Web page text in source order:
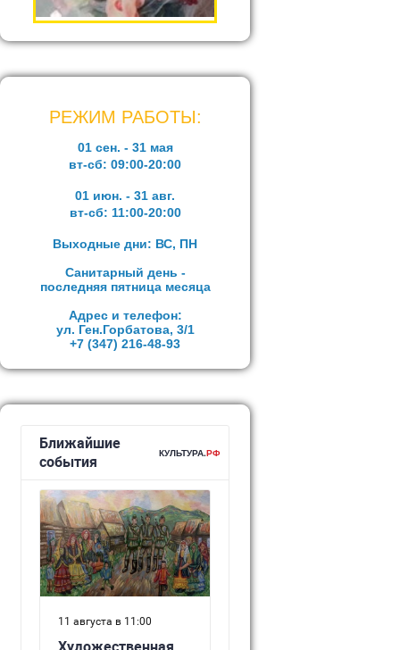
РЕЖИМ РАБОТЫ:
01 сен. - 31 мая
вт-сб: 09:00-20:00
01 июн. - 31 авг.
вт-сб: 11:00-20:00
Выходные дни: ВС, ПН
Санитарный день -
последняя пятница месяца
Адрес и телефон:
ул. Ген.Горбатова, 3/1
+7 (347) 216-48-93